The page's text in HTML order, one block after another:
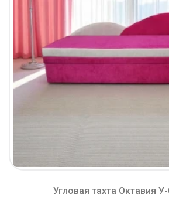
Угловая тахта Октавия